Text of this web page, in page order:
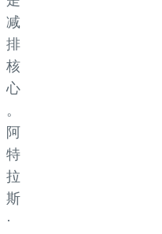
减
排
核
心
。
阿
特
拉
斯
·